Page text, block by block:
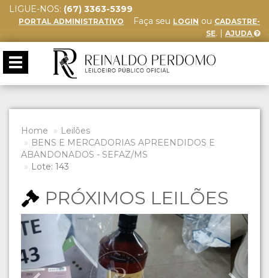
LIGUE-NOS: (67) 3363-5399
PORTAL ADMINISTRATIVO Faça seu LOGIN ou CADASTRE-
SE. | AJUDA
Toggle
navigation
Home
Leilões
BENS E MERCADORIAS APREENDIDOS E
ABANDONADOS - SEFAZ/MS
Lote: 143
PRÓXIMOS LEILÕES
Previous Next